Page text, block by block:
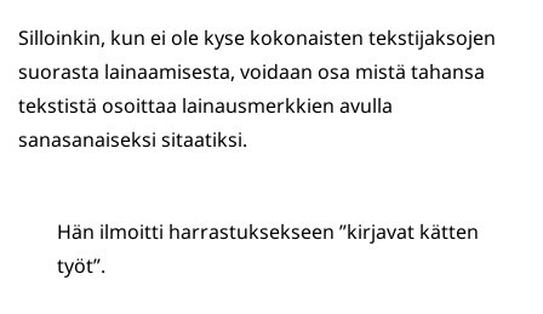
Silloinkin, kun ei ole kyse kokonaisten tekstijaksojen
suorasta lainaamisesta, voidaan osa mistä tahansa
tekstistä osoittaa lainausmerkkien avulla
sanasanaiseksi sitaatiksi.
Hän ilmoitti harrastuksekseen ”kirjavat kätten
työt”.